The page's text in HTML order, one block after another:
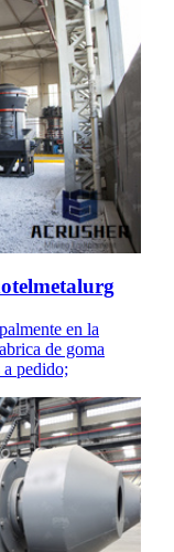
en la
de goma
pedido;